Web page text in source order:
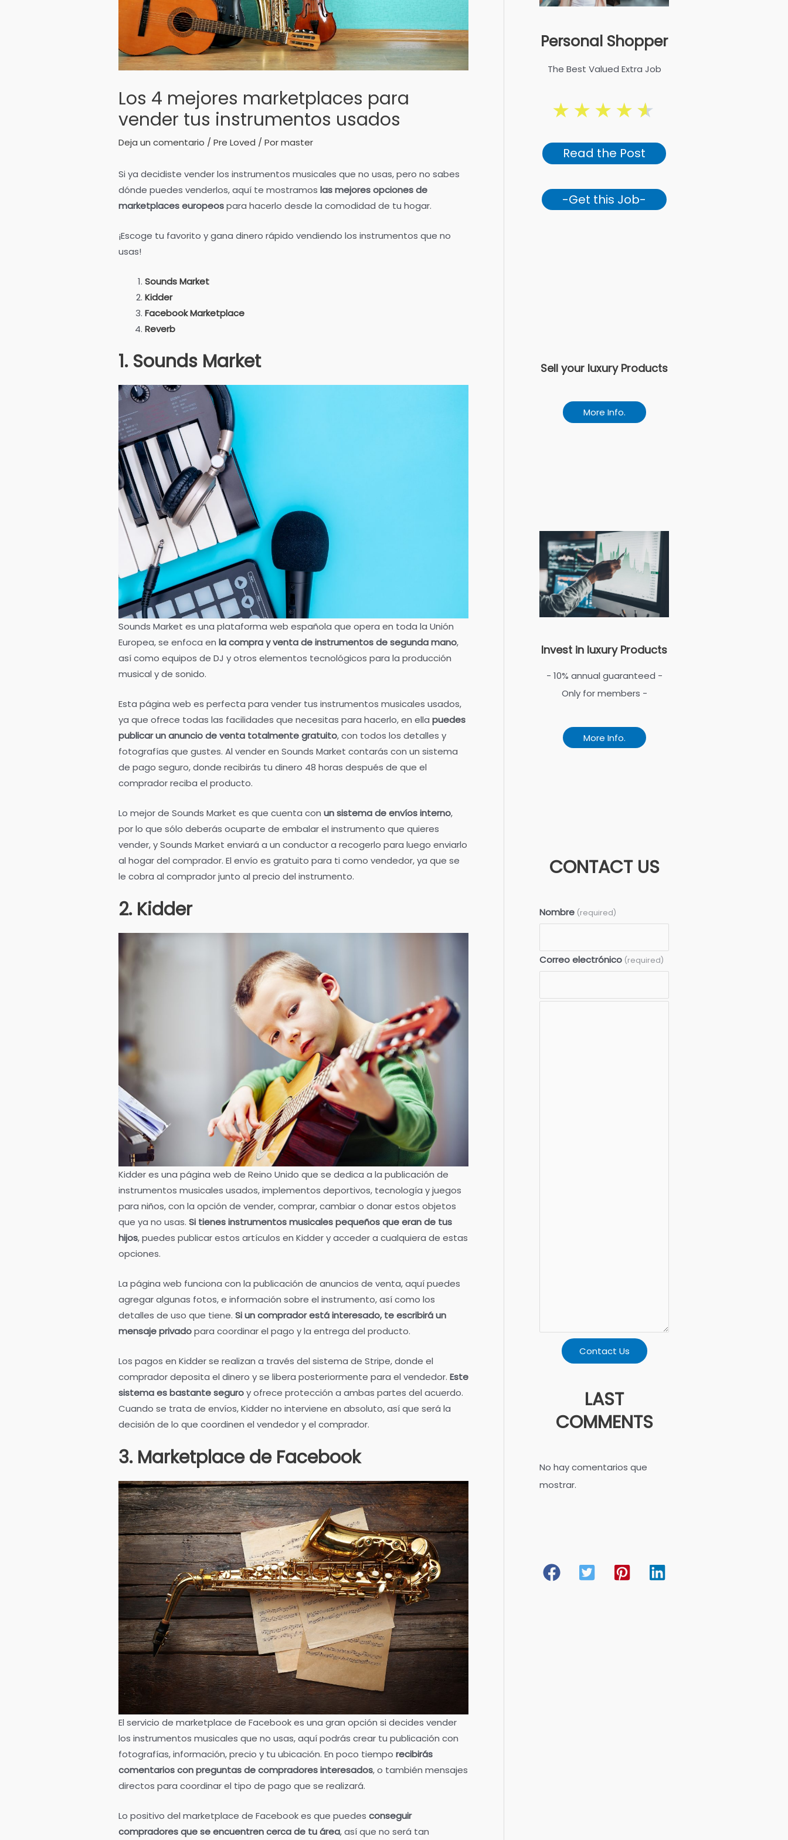
Los 4 mejores marketplaces para
vender tus instrumentos usados
Deja un comentario / Pre Loved / Pormaster
Si ya decidiste vender los instrumentos musicales que no usas, pero no sabes
dónde puedes venderlos, aquí te mostramos las mejores opciones de
marketplaces europeospara hacerlo desde la comodidad de tu hogar.
¡Escoge tu favorito y gana dinero rápido vendiendo los instrumentos que no
usas!
Sounds Market
Kidder
Facebook Marketplace
Reverb
1. Sounds Market
Sounds Market es una plataforma web española que opera en toda la Unión
Europea, se enfoca en la compra y venta de instrumentos de segunda mano,
así como equipos de DJ y otros elementos tecnológicos para la producción
musical y de sonido.
Esta página web es perfecta para vender tus instrumentos musicales usados,
ya que ofrece todas las facilidades que necesitas para hacerlo, en ella puedes
publicar un anuncio de venta totalmente gratuito, con todos los detalles y
fotografías que gustes. Al vender en Sounds Market contarás con un sistema
de pago seguro, donde recibirás tu dinero 48 horas después de que el
comprador reciba el producto.
Lo mejor de Sounds Market es que cuenta con un sistema de envíos interno,
por lo que sólo deberás ocuparte de embalar el instrumento que quieres
vender, y Sounds Market enviará a un conductor a recogerlo para luego enviarlo
al hogar del comprador. El envío es gratuito para ti como vendedor, ya que se
le cobra al comprador junto al precio del instrumento.
2. Kidder
Kidder es una página web de Reino Unido que se dedica a la publicación de
instrumentos musicales usados, implementos deportivos, tecnología y juegos
para niños, con la opción de vender, comprar, cambiar o donar estos objetos
que ya no usas. Si tienes instrumentos musicales pequeños que eran de tus
hijos, puedes publicar estos artículos en Kidder y acceder a cualquiera de estas
opciones.
La página web funciona con la publicación de anuncios de venta, aquí puedes
agregar algunas fotos, e información sobre el instrumento, así como los
detalles de uso que tiene. Si un comprador está interesado, te escribirá un
mensaje privadopara coordinar el pago y la entrega del producto.
Los pagos en Kidder se realizan a través del sistema de Stripe, donde el
comprador deposita el dinero y se libera posteriormente para el vendedor. Este
sistema es bastante seguroy ofrece protección a ambas partes del acuerdo.
Cuando se trata de envíos, Kidder no interviene en absoluto, así que será la
decisión de lo que coordinen el vendedor y el comprador.
3. Marketplace de Facebook
El servicio de marketplace de Facebook es una gran opción si decides vender
los instrumentos musicales que no usas, aquí podrás crear tu publicación con
fotografías, información, precio y tu ubicación. En poco tiempo recibirás
comentarios con preguntas de compradores interesados, o también mensajes
directos para coordinar el tipo de pago que se realizará.
Lo positivo del marketplace de Facebook es que puedes conseguir
compradores que se encuentren cerca de tu área, así que no será tan
Personal Shopper
The Best Valued Extra Job
★★★★★
Read the Post
-Get this Job-
Sell your luxury Products
More Info.
Invest in luxury Products
- 10% annual guaranteed -
Only for members -
More Info.
CONTACT US
Nombre (required)
Correo electrónico (required)
Contact Us
LAST
COMMENTS
No hay comentarios que
mostrar.